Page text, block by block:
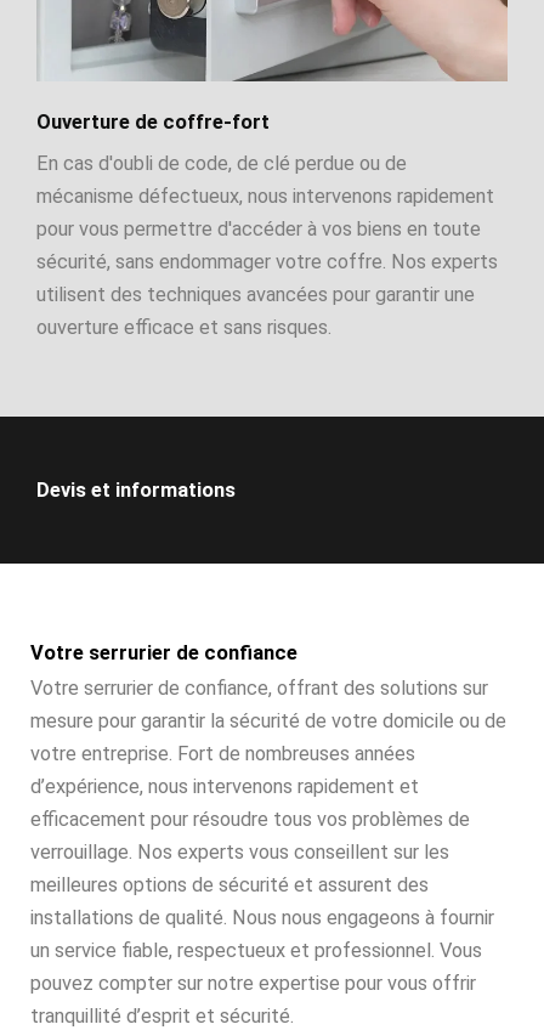
Ouverture de coffre-fort
En cas d'oubli de code, de clé perdue ou de
mécanisme défectueux, nous intervenons rapidement
pour vous permettre d'accéder à vos biens en toute
sécurité, sans endommager votre coffre. Nos experts
utilisent des techniques avancées pour garantir une
ouverture efficace et sans risques.
Devis et informations
Votre serrurier de confiance
Votre serrurier de confiance, offrant des solutions sur
mesure pour garantir la sécurité de votre domicile ou de
votre entreprise. Fort de nombreuses années
d’expérience, nous intervenons rapidement et
efficacement pour résoudre tous vos problèmes de
verrouillage. Nos experts vous conseillent sur les
meilleures options de sécurité et assurent des
installations de qualité. Nous nous engageons à fournir
un service fiable, respectueux et professionnel. Vous
pouvez compter sur notre expertise pour vous offrir
tranquillité d’esprit et sécurité.